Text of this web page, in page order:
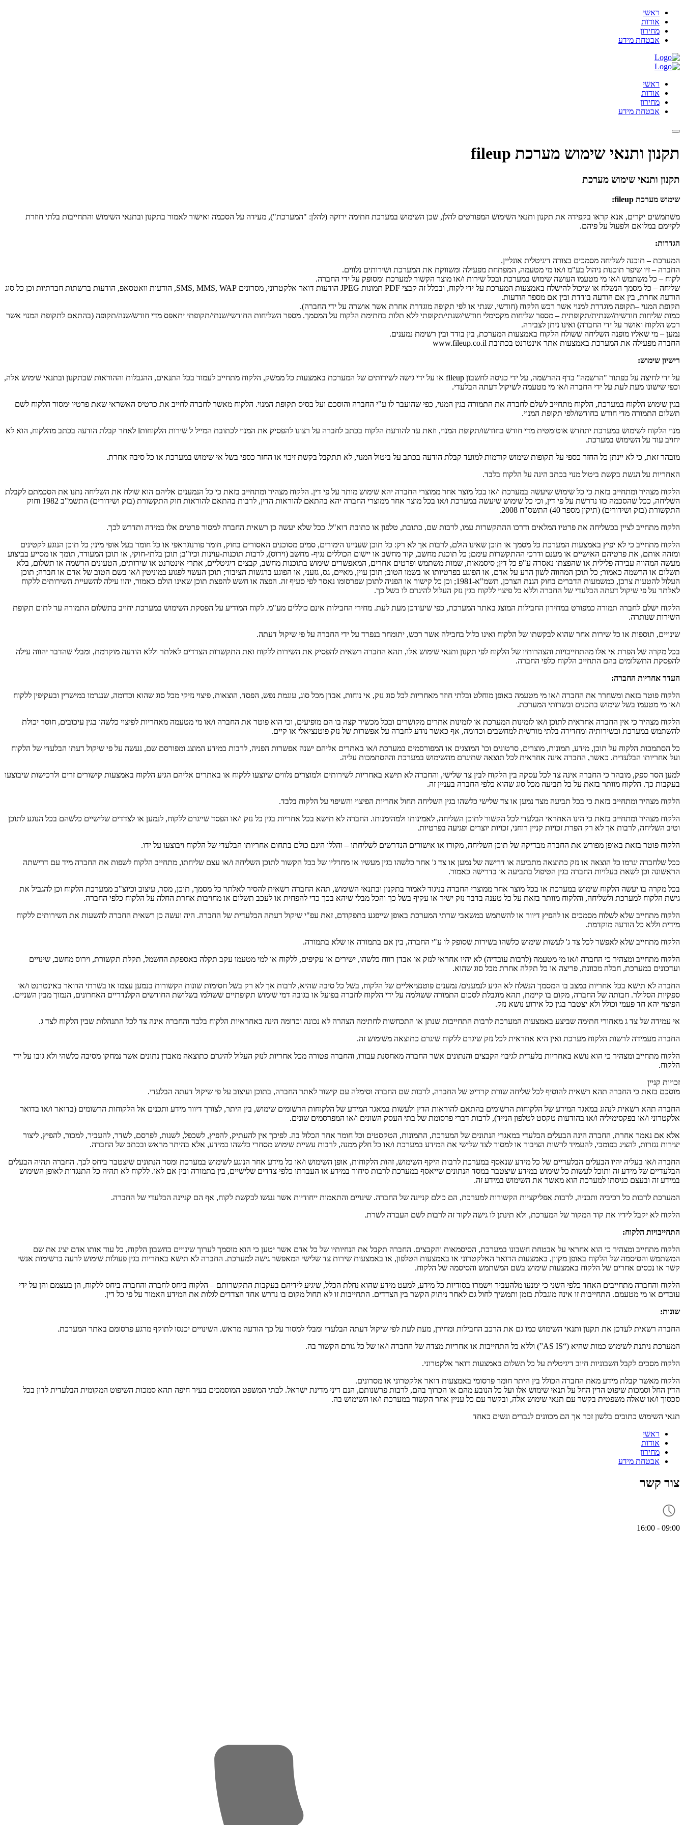
ראשי
אודות
מחירון
אבטחת מידע
ראשי
אודות
מחירון
אבטחת מידע
תקנון ותנאי שימוש מערכת fileup
תקנון ותנאי שימוש מערכת
שימוש מערכת fileup:
משתמשים יקרים, אנא קראו בקפידה את תקנון ותנאי השימוש המפורטים להלן, שכן השימוש במערכת חתימה ירוקה (להלן: "המערכת"), מעידה על הסכמה ואישור לאמור בתקנון ובתנאי השימוש והתחייבות בלתי חוזרת
לקיימם במלואם ולפעול על פיהם.
הגדרות:
המערכת – תוכנה לשליחה מסמכים בצורה דיגיטלית אונליין.
החברה – זיו שיפר תוכנות ניהול בע"מ ו/או מי מטעמה, המפתחת מפעילה ומשווקת את המערכת ושירותים נלווים.
לקוח – כל משתמש ו/או מי מטעמו העושה שימוש במערכת ובכל שירות ו/או מוצר הקשור למערכת ומסופק על ידי החברה.
שליחה – כל מסמך הנשלח או שיכול להישלח באמצעות המערכת על ידי לקוח, ובכלל זה קבצי PDF תמונות JPEG הודעות דואר אלקטרוני, מסרונים SMS, MMS, WAP, הודעות וואטסאפ, הודעות ברשתות חברתיות וכן כל סוג
הודעה אחרת, בין אם הודעה בודדת ובין אם מספר הודעות.
תקופת המנוי –תקופה מוגדרת למנוי אשר רכש הלקוח (חודשי, שנתי או לפי תקופה מוגדרת אחרת אשר אושרה על ידי החברה).
כמות שליחות חודשית/שנתית/תקופתית – מספר שליחות מקסימלי חודשי/שנתי/תקופתי ללא תלות בחתימת הלקוח על המסמך. מספר השליחות החודשי/שנתי/תקופתי יתאפס מדי חודש/שנה/תקופה (בהתאם לתקופת המנוי אשר
רכש הלקוח ואושר על ידי החברה) ואינו ניתן לצבירה.
נמען – מי שאליו מופנה השליחה ששולח הלקוח באמצעות המערכת, בין בודד ובין רשימת נמענים.
החברה מפעילה את המערכת באמצעות אתר אינטרנט בכתובת www.fileup.co.il
רישיון שימוש:
על ידי לחיצה על כפתור "הרשמה" בדף ההרשמה, על ידי כניסה לחשבון fileup או על ידי גישה לשירותים של המערכת באמצעות כל ממשק, הלקוח מתחייב לעמוד בכל התנאים, ההגבלות וההוראות שבתקנון ובתנאי שימוש אלה,
וכפי שישונו מעת לעת על ידי החברה ו/או מי מטעמה לשיקול דעתה הבלעדי.
בגין שימוש הלקוח במערכת, הלקוח מתחייב לשלם לחברה את התמורה בגין המנוי, כפי שהועבר לו ע"י החברה והוסכם ועל בסיס תקופת המנוי. הלקוח מאשר לחברה לחייב את כרטיס האשראי שאת פרטיו ימסור הלקוח לשם
תשלום התמורה מדי חודש בחודשו/לפי תקופת המנוי.
מנוי הלקוח לשימוש במערכת יתחדש אוטומטית מדי חודש בחודשו/תקופת המנוי, וזאת עד להודעת הלקוח בכתב לחברה על רצונו להפסיק את המנוי לכתובת המייל ל שירות הלקוחותl לאחר קבלת הודעה בכתב מהלקוח, הוא לא
יחויב עוד על השימוש במערכת.
מובהר זאת, כי לא יינתן כל החזר כספי על תקופות שימוש קודמות למועד קבלת הודעה בכתב על ביטול המנוי, לא תתקבל בקשת זיכוי או החזר כספי בשל אי שימוש במערכת או כל סיבה אחרת.
האחריות על הגשת בקשת ביטול מנוי בכתב הינה על הלקוח בלבד.
הלקוח מצהיר ומתחייב בזאת כי כל שימוש שיעשה במערכת ו/או בכל מוצר אחר ממוצרי החברה יהא שימוש מותר על פי דין. הלקוח מצהיר ומתחייב בזאת כי כל הנמענים אליהם הוא שולח את השליחה נתנו את הסכמתם לקבלת
השליחה, ככל שהסכמה כזו נדרשת על פי דין, וכי כל שימוש שיעשה במערכת ו/או בכל מוצר אחר ממוצרי החברה יהא בהתאם להוראות הדין, לרבות בהתאם להוראות חוק התקשורת (בזק ושידורים) התשמ"ב 1982 וחוק
התקשורת (בזק ושידורים) (תיקון מספר 40) התשס"ח 2008.
הלקוח מתחייב לציין בכשליחה את פרטיו המלאים ודרכו ההתקשרות עמו, לרבות שם, כתובת, טלפון או כתובת דוא"ל. ככל שלא יעשה כן רשאית החברה למסור פרטים אלו במידה ותדרש לכך.
הלקוח מתחייב כי לא יפיץ באמצעות המערכת כל מסמך או תוכן שאינו הולם, לרבות אך לא רק: כל תוכן שעניינו הימורים, סמים מסוכנים האסורים בחוק, חומר פורנוגראפי או כל חומר בעל אופי מיני; כל תוכן הנוגע לקטינים
ומזהה אותם, את פרטיהם האישיים או מענם ודרכי ההתקשרות עימם; כל תוכנת מחשב, קוד מחשב או יישום הכוללים נגיף- מחשב (וירוס), לרבות תוכנות-עוינות וכיו"ב; תוכן בלתי-חוקי, או תוכן המעודד, תומך או מסייע בביצוע
מעשה המהווה עבירה פלילית או שהפצתו נאסרה ע"פ כל דין; סיסמאות, שמות משתמש ופרטים אחרים, המאפשרים שימוש בתוכנות מחשב, קבצים דיגיטליים, אתרי אינטרנט או שירותים, הטעונים הרשמה או תשלום, בלא
תשלום או הרשמה כאמור; כל תוכן המהווה לשון הרע על אדם, או הפוגע בפרטיותו או בשמו הטוב; תוכן עוין, מאיים, גס, גזעני, או הפוגע ברגשות הציבור; תוכן העשוי לפגוע במוניטין ו/או בשם הטוב של אדם או חברה; תוכן
העלול להטעות צרכן, כמשמעות הדברים בחוק הגנת הצרכן, תשמ"א-1981; וכן כל קישור או הפניה לתוכן שפרסומו נאסר לפי סעיף זה. הפצה או חשש להפצת תוכן שאינו הולם כאמור, יהוו עילה להשעיית השירותים ללקוח
לאלתר על פי שיקול דעתה הבלעדי של החברה וללא כל פיצוי ללקוח בגין נזק העלול להיגרם לו בשל כך.
הלקוח ישלם לחברה תמורה כמפורט במחירון החבילות המוצג באתר המערכת, כפי שיעודכן מעת לעת. מחירי החבילות אינם כוללים מע"מ. לקוח המודיע על הפסקת השימוש במערכת יחויב בתשלום התמורה עד לתום תקופת
השירות שנותרה.
שינויים, תוספות או כל שירות אחר שהוא לבקשתו של הלקוח ואינו כלול בחבילה אשר רכש, יתומחר בנפרד על ידי החברה על פי שיקול דעתה.
בכל מקרה של הפרת אי אלו מהתחייבויות והצהרותיו של הלקוח לפי תקנון ותנאי שימוש אלו, תהא החברה רשאית להפסיק את השירות ללקוח ואת התקשרות הצדדים לאלתר וללא הודעה מוקדמת, ומבלי שהדבר יהווה עילה
להפסקת התשלומים בהם התחייב הלקוח כלפי החברה.
העדר אחריות החברה:
הלקוח פוטר בזאת ומשחרר את החברה ו/או מי מטעמה באופן מוחלט ובלתי חוזר מאחריות לכל סוג נזק, אי נוחות, אבדן מכל סוג, עוגמת נפש, הפסד, הוצאות, פיצוי נזיקי מכל סוג שהוא וכדומה, שנגרמו במישרין ובעקיפין ללקוח
ו/או מי מטעמו בשל שימוש בתכנים ובשרותי המערכת.
הלקוח מצהיר כי אין החברה אחראית לתוכן ו/או לזמינות המערכת או לזמינות אתרים מקושרים ובכל מכשיר קצה בו הם מופיעים, וכי הוא פוטר את החברה ו/או מי מטעמה מאחריות לפיצוי כלשהו בגין עיכובים, חוסר יכולת
להשתמש במערכת ובשירותיה ומחדירה בלתי מורשית למחשבים וכדומה, אף כאשר נודע לחברה על אפשרות של נזק פוטנציאלי או קיים.
כל הסתמכות הלקוח על תוכן, מידע, תמונות, מוצרים, סרטונים וכו' המוצגים או המפורסמים במערכת ו/או באתרים אליהם ישנה אפשרות הפניה, לרבות במידע המוצג ומפורסם שם, נעשה על פי שיקול דעתו הבלעדי של הלקוח
ועל אחריותו הבלעדית. כאשר, החברה אינה אחראית לכל תוצאה שתיגרם מהשימוש במערכת וההסתמכות עליה.
למען הסר ספק, מובהר כי החברה אינה צד לכל עסקה בין הלקוח לבין צד שלישי, והחברה לא תישא באחריות לשירותים ולמוצרים נלווים שיוצעו ללקוח או באתרים אליהם הגיע הלקוח באמצעות קישורים זרים ולרכישות שיבוצעו
בעקבות כך. הלקוח מוותר בזאת על כל תביעה מכל סוג שהוא כלפי החברה בעניין זה.
הלקוח מצהיר ומתחייב בזאת כי בכל תביעה מצד נמען או צד שלישי כלשהו בגין השליחה תחול אחריות הפיצוי והשיפוי על הלקוח בלבד.
הלקוח מצהיר ומתחייב בזאת כי הינו האחראי הבלעדי לכל הקשור לתוכן השליחה, לאמינותו ולמהימנותו. החברה לא תישא בכל אחריות בגין כל נזק ו/או הפסד שייגרם ללקוח, לנמען או לצדדים שלישיים כלשהם בכל הנוגע לתוכן
וטיב השליחה, לרבות אך לא רק הפרת זכויות קניין רוחני, זכויות יוצרים ופגיעה בפרטיות.
הלקוח פוטר בזאת באופן מפורש את החברה מבדיקה של תוכן השליחה, מקורו או אישורים הנדרשים לשליחתו – והללו הינם כולם בתחום אחריותו הבלעדי של הלקוח ויבוצעו על ידו.
ככל שלחברה יגרמו כל הוצאה או נזק כתוצאה מתביעה או דרישה של נמען או צד ג' אחר כלשהו בגין מעשיו או מחדליו של בכל הקשור לתוכן השליחה ו/או עצם שליחתו, מתחייב הלקוח לשפות את החברה מיד עם דרישתה
הראשונה וכן לשאת בעלויות החברה בגין הטיפול בתביעה או בדרישה כאמור.
בכל מקרה בו יעשה הלקוח שימוש במערכת או בכל מוצר אחר ממוצרי החברה בניגוד לאמור בתקנון ובתנאי השימוש, תהא החברה רשאית להסיר לאלתר כל מסמך, תוכן, מסר, עיצוב וכיוצ"ב ממערכת הלקוח וכן להגביל את
גישת הלקוח למערכת ולשליחה, והלקוח מוותר בזאת על כל טענה בדבר נזק ישיר או עקיף בשל כך והכל מבלי שיהא בכך כדי להפחית או לעכב תשלום או מחויבות אחרת החלה על הלקוח כלפי החברה.
הלקוח מתחייב שלא לשלוח מסמכים או להפיץ דיוור או להשתמש במשאבי שרתי המערכת באופן שייפגע בתפקודם, זאת עפ"י שיקול דעתה הבלעדית של החברה. היה ועשה כן רשאית החברה להשעות את השירותים ללקוח
מידית וללא כל הודעה מוקדמת.
הלקוח מתחייב שלא לאפשר לכל צד ג' לעשות שימוש כלשהו בשירות שסופק לו ע"י החברה, בין אם בתמורה או שלא בתמורה.
הלקוח מתחייב ומצהיר כי החברה ו/או מי מטעמה (לרבות עובדיה) לא יהיו אחראי לנזק או אבדן רווח כלשהו, ישירים או עקיפים, ללקוח או למי מטעמו עקב תקלה באספקת החשמל, תקלת תקשורת, וירוס מחשב, שינויים
ועדכונים במערכת, חבלה מכוונת, פריצה או כל תקלה אחרת מכל סוג שהוא.
החברה לא תישא בכל אחריות במצב בו המסמך הנשלח לא הגיע לנמענים/ נמענים פוטנציאליים של הלקוח, בשל כל סיבה שהיא, לרבות אך לא רק בשל חסימות שונות הקשורות בנמען עצמו או בשרתי הדואר באינטרנט ו/או
ספקיות הסלולר. חבותה של החברה, מקום בו קיימת, תהא מוגבלת לסכום התמורה ששולמה על ידי הלקוח לחברה בפועל או בגובה דמי שימוש תקופתיים ששולמו בשלושת החודשים הקלנדריים האחרונים, הנמוך מבין השניים.
הפיצוי יהא חד פעמי וכולל ולא יצטבר בגין כל אירוע נושא נזק.
אי עמידה של צד ג מאחורי חתימה שביצע באמצעות המערכת לרבות התחייבות שנתן או התכחשות לחתימה הצהרה לא נכונה וכדומה הינה באחראיות הלקוח בלבד והחברה אינה צד לכל התנהלות שבין הלקוח לצד ג.
החברה מעמידה לרשות הלקוח מערכת ואין היא אחראית לכל נזק שיגרם ללקוח שיגרם כתוצאה משימוש זה.
הלקוח מתחייב ומצהיר כי הוא נושא באחריות בלעדית לגיבוי הקבצים והנתונים אשר החברה מאחסנת עבורו, והחברה פטורה מכל אחריות לנזק העלול להיגרם כתוצאה מאבדן נתונים אשר נמחקו מסיבה כלשהי ולא גובו על ידי
הלקוח.
זכויות קניין
מוסכם בזאת כי החברה תהא רשאית להוסיף לכל שליחה שורת קרדיט של החברה, לרבות שם החברה וסימלה עם קישור לאתר החברה, בתוכן ועיצוב על פי שיקול דעתה הבלעדי.
החברה תהא רשאית לנהוג במאגר המידע של הלקוחות הרשומים בהתאם להוראות הדין ולעשות במאגר המידע של הלקוחות הרשומים שימוש, בין היתר, לצורך דיוור מידע ותכנים אל הלקוחות הרשומים (בדואר ו/או בדואר
אלקטרוני ו/או בפקסימיליה ו/או בהודעות טקסט לטלפון הנייד), לרבות דברי פרסומת של בתי העסק השונים ו/או המפרסמים שונים.
אלא אם נאמר אחרת, החברה הינה הבעלים הבלעדי במאגרי הנתונים של המערכת, התמונות, הטקסטים וכל חומר אחר הכלול בה. לפיכך אין להעתיק, להפיץ, לשכפל, לשנות, לפרסם, לשדר, להעביר, למכור, להפיץ, ליצור
יצירות נגזרות, להציג בפומבי, להעמיד לרשות הציבור או למסור לצד שלישי את המידע במערכת ו/או כל חלק ממנה, לרבות עשיית שימוש מסחרי כלשהו במידע, אלא בהיתר מראש ובכתב של החברה.
החברה ו/או בעליה יהיו הבעלים הבלעדיים של כל מידע שנאסף במערכת לרבות היקף השימוש, זהות הלקוחות, אופן השימוש ו/או כל מידע אחר הנוגע לשימוש במערכת ומסד הנתונים שיצטבר ביחס לכך. החברה תהיה הבעלים
הבלעדיים של מידע זה ותוכל לעשות כל שימוש במידע שיצטבר במסד הנתונים שייאסף במערכת לרבות סיחור במידע או העברתו כלפי צדדים שלישיים, בין בתמורה ובין אם לאו. ללקוח לא תהיה כל התנגדות לאופן השימוש
במידע זה ובעצם כניסתו למערכת הוא מאשר את השימוש במידע זה.
המערכת לרבות כל רכיביה ותכניה, לרבות אפליקציות הקשורות למערכת, הם כולם קניינה של החברה. שינויים והתאמות ייחודיות אשר נעשו לבקשת לקוח, אף הם קניינה הבלעדי של החברה.
הלקוח לא יקבל לידיו את קוד המקור של המערכת, ולא תינתן לו גישה לקוד זה לרבות לשם העברה לשרת.
התחייבויות הלקוח:
הלקוח מתחייב ומצהיר כי הוא אחראי על אבטחת חשבונו במערכת, הסיסמאות והקבצים. החברה תקבל את הנחיותיו של כל אדם אשר יטען כי הוא מוסמך לערוך שינויים בחשבון הלקוח, כל עוד אותו אדם יציג את שם
המשתמש והסיסמה של הלקוח באופן מקוון, באמצעות הדואר האלקטרוני או באמצעות הטלפון, או באמצעות שירות צד שלישי המאפשר גישה למערכת. החברה לא תישא באחריות בגין פעולות שימוש לרעה ברשימות אנשי
קשר או נכסים אחרים של הלקוח באמצעות שימוש בשם המשתמש והסיסמה של הלקוח.
הלקוח והחברה מתחייבים האחד כלפי השני כי ימנעו מלהעביר וישמרו בסודיות כל מידע, למעט מידע שהוא נחלת הכלל, שיגיע לידיהם בעקבות התקשרותם – הלקוח ביחס לחברה והחברה ביחס ללקוח, הן בעצמם והן על ידי
עובדים או מי מטעמם. התחייבות זו אינה מוגבלת בזמן ותמשיך לחול גם לאחר ניתוק הקשר בין הצדדים. התחייבות זו לא תחול מקום בו נדרש אחד הצדדים לגלות את המידע האמור על פי כל דין.
שונות:
החברה רשאית לעדכן את תקנון ותנאי השימוש כמו גם את הרכב החבילות ומחירן, מעת לעת לפי שיקול דעתה הבלעדי ומבלי למסור על כך הודעה מראש. השינויים יכנסו לתוקף מרגע פרסומם באתר המערכת.
המערכת ניתנת לשימוש כמות שהיא (“AS IS”) וללא כל התחייבות או אחריות מצדה של החברה ו/או של כל גורם הקשור בה.
הלקוח מסכים לקבל חשבוניות חיוב דיגיטלית על כל תשלום באמצעות דואר אלקטרוני.
הלקוח מאשר קבלת מידע מאת החברה הכולל בין היתר חומר פרסומי באמצעות דואר אלקטרוני או מסרונים.
הדין החל וסמכות שיפוט הדין החל על תנאי שימוש אלו ועל כל הנובע מהם או הכרוך בהם, לרבות פרשנותם, הנם דיני מדינת ישראל. לבתי המשפט המוסמכים בעיר חיפה תהא סמכות השיפוט המקומית הבלעדית לדון בכל
סכסוך ו/או שאלה משפטית בקשר עם תנאי שימוש אלה, ובקשר עם כל עניין אחר הקשור במערכת ו/או השימוש בה.
תנאי השימוש כתובים בלשון זכר אך הם מכוונים לגברים ונשים כאחד
ראשי
אודות
מחירון
אבטחת מידע
צור קשר
09:00 - 16:00